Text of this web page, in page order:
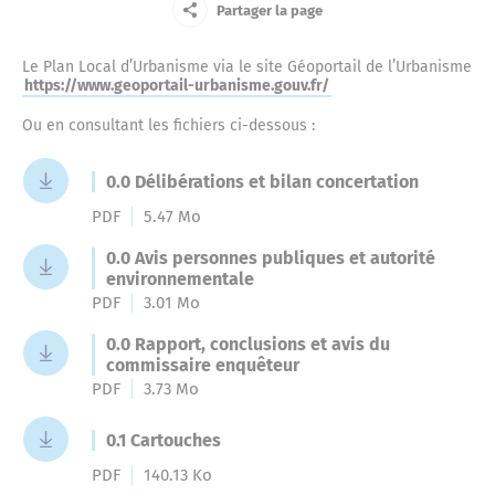
La mémoire résistante
La défense passive
L’ancienne prison
L’ancienne gendarmerie de Forcalquier
Marius l’imprimeur
Le Capitaine Alexandre
La place du Bourguet
La citadelle
Le couvent des Cordeliers
La fontaine et la place Jeanne d’Arc
La place Saint-Michel
Le marché du lundi
Actes administratifs
Compte-rendus du Conseil municipal
Délibérations
Les arrêtés
Les décisions
Vos élus
Le maire
Conseil municipal
Le conseil municipal des Jeunes et des Enfants
Annuaire des commerces
Marchés publics
Le Centre Communal d’Action Sociale
Petite enfance
Ecoles et cantine
Police municipale
Culture
Le musée municipal
Exposition permanente
Urbanisme
Centre de soins non programmés
Complexe sportif
Cour des artisans
Halte routière
Jardin d’enfants
Jeune
Entreprise
Touriste
Partager la page
Le Plan Local d’Urbanisme via le site Géoportail de l’Urbanisme
https://www.geoportail-urbanisme.gouv.fr/
Ou en consultant les fichiers ci-dessous :
0.0 Délibérations et bilan concertation
PDF 5.47 Mo
0.0 Avis personnes publiques et autorité
environnementale
PDF 3.01 Mo
0.0 Rapport, conclusions et avis du
commissaire enquêteur
PDF 3.73 Mo
0.1 Cartouches
PDF 140.13 Ko